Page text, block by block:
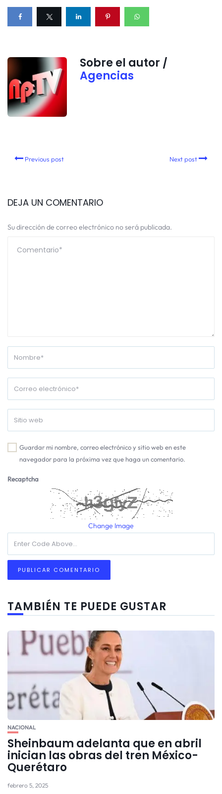
Sobre el autor /
Agencias
Previous post Next post
DEJA UN COMENTARIO
Su dirección de correo electrónico no será publicada.
Guardar mi nombre, correo electrónico y sitio web en este
navegador para la próxima vez que haga un comentario.
Recaptcha
Change Image
TAMBIÉN TE PUEDE GUSTAR
NACIONAL
Sheinbaum adelanta que en abril
inician las obras del tren México-
Querétaro
febrero 5, 2025